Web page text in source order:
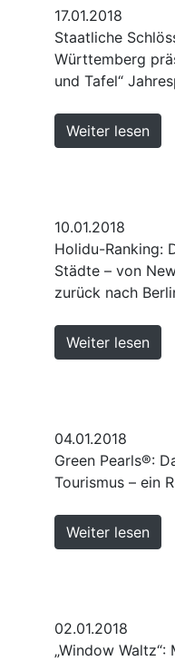
17.01.2018
Staatliche
Württemberg
und Tafel“
Weiter lesen
10.01.2018
Holidu-Ranking:
Städte – von
zurück nach
Weiter lesen
04.01.2018
Green Pearls®:
Tourismus – ein
Weiter lesen
02.01.2018
„Window Waltz“: